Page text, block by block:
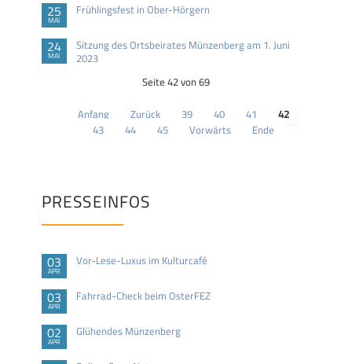
25
MAI
Frühlingsfest in Ober-Hörgern
24
MAI
Sitzung des Ortsbeirates Münzenberg am 1. Juni
2023
Seite 42 von 69
Anfang Zurück 39 40 41
42
43
44 45 Vorwärts Ende
PRESSEINFOS
03
APR
Vor-Lese-Luxus im Kulturcafé
03
APR
Fahrrad-Check beim OsterFEZ
02
APR
Glühendes Münzenberg